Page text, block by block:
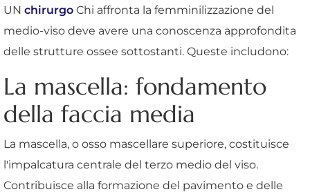
UN chirurgo Chi affronta la femminilizzazione del
medio-viso deve avere una conoscenza approfondita
delle strutture ossee sottostanti. Queste includono:
La mascella: fondamento
della faccia media
La mascella, o osso mascellare superiore, costituisce
l'impalcatura centrale del terzo medio del viso.
Contribuisce alla formazione del pavimento e delle